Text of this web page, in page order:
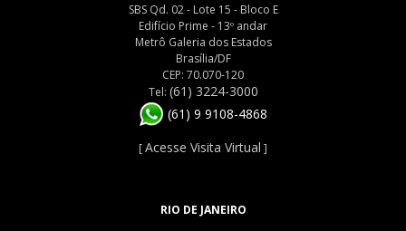
SBS Qd. 02 - Lote 15 - Bloco E
Edifício Prime - 13º andar
Metrô Galeria dos Estados
Brasília/DF
CEP: 70.070-120
Tel: (61) 3224-3000
(61) 9 9108-4868
[Acesse Visita Virtual ]
RIO DE JANEIRO